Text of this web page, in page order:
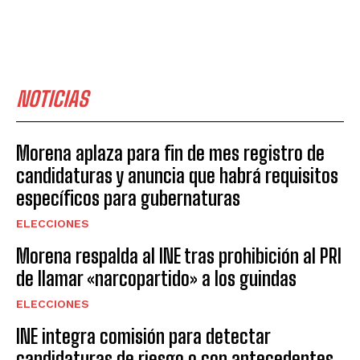
NOTICIAS
Morena aplaza para fin de mes registro de
candidaturas y anuncia que habrá requisitos
específicos para gubernaturas
ELECCIONES
Morena respalda al INE tras prohibición al PRI
de llamar «narcopartido» a los guindas
ELECCIONES
INE integra comisión para detectar